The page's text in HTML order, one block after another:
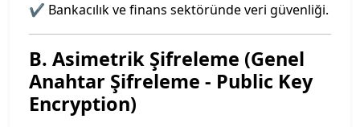
✔ Bankacılık ve finans sektöründe veri güvenliği.
B. Asimetrik Şifreleme (Genel
Anahtar Şifreleme - Public Key
Encryption)